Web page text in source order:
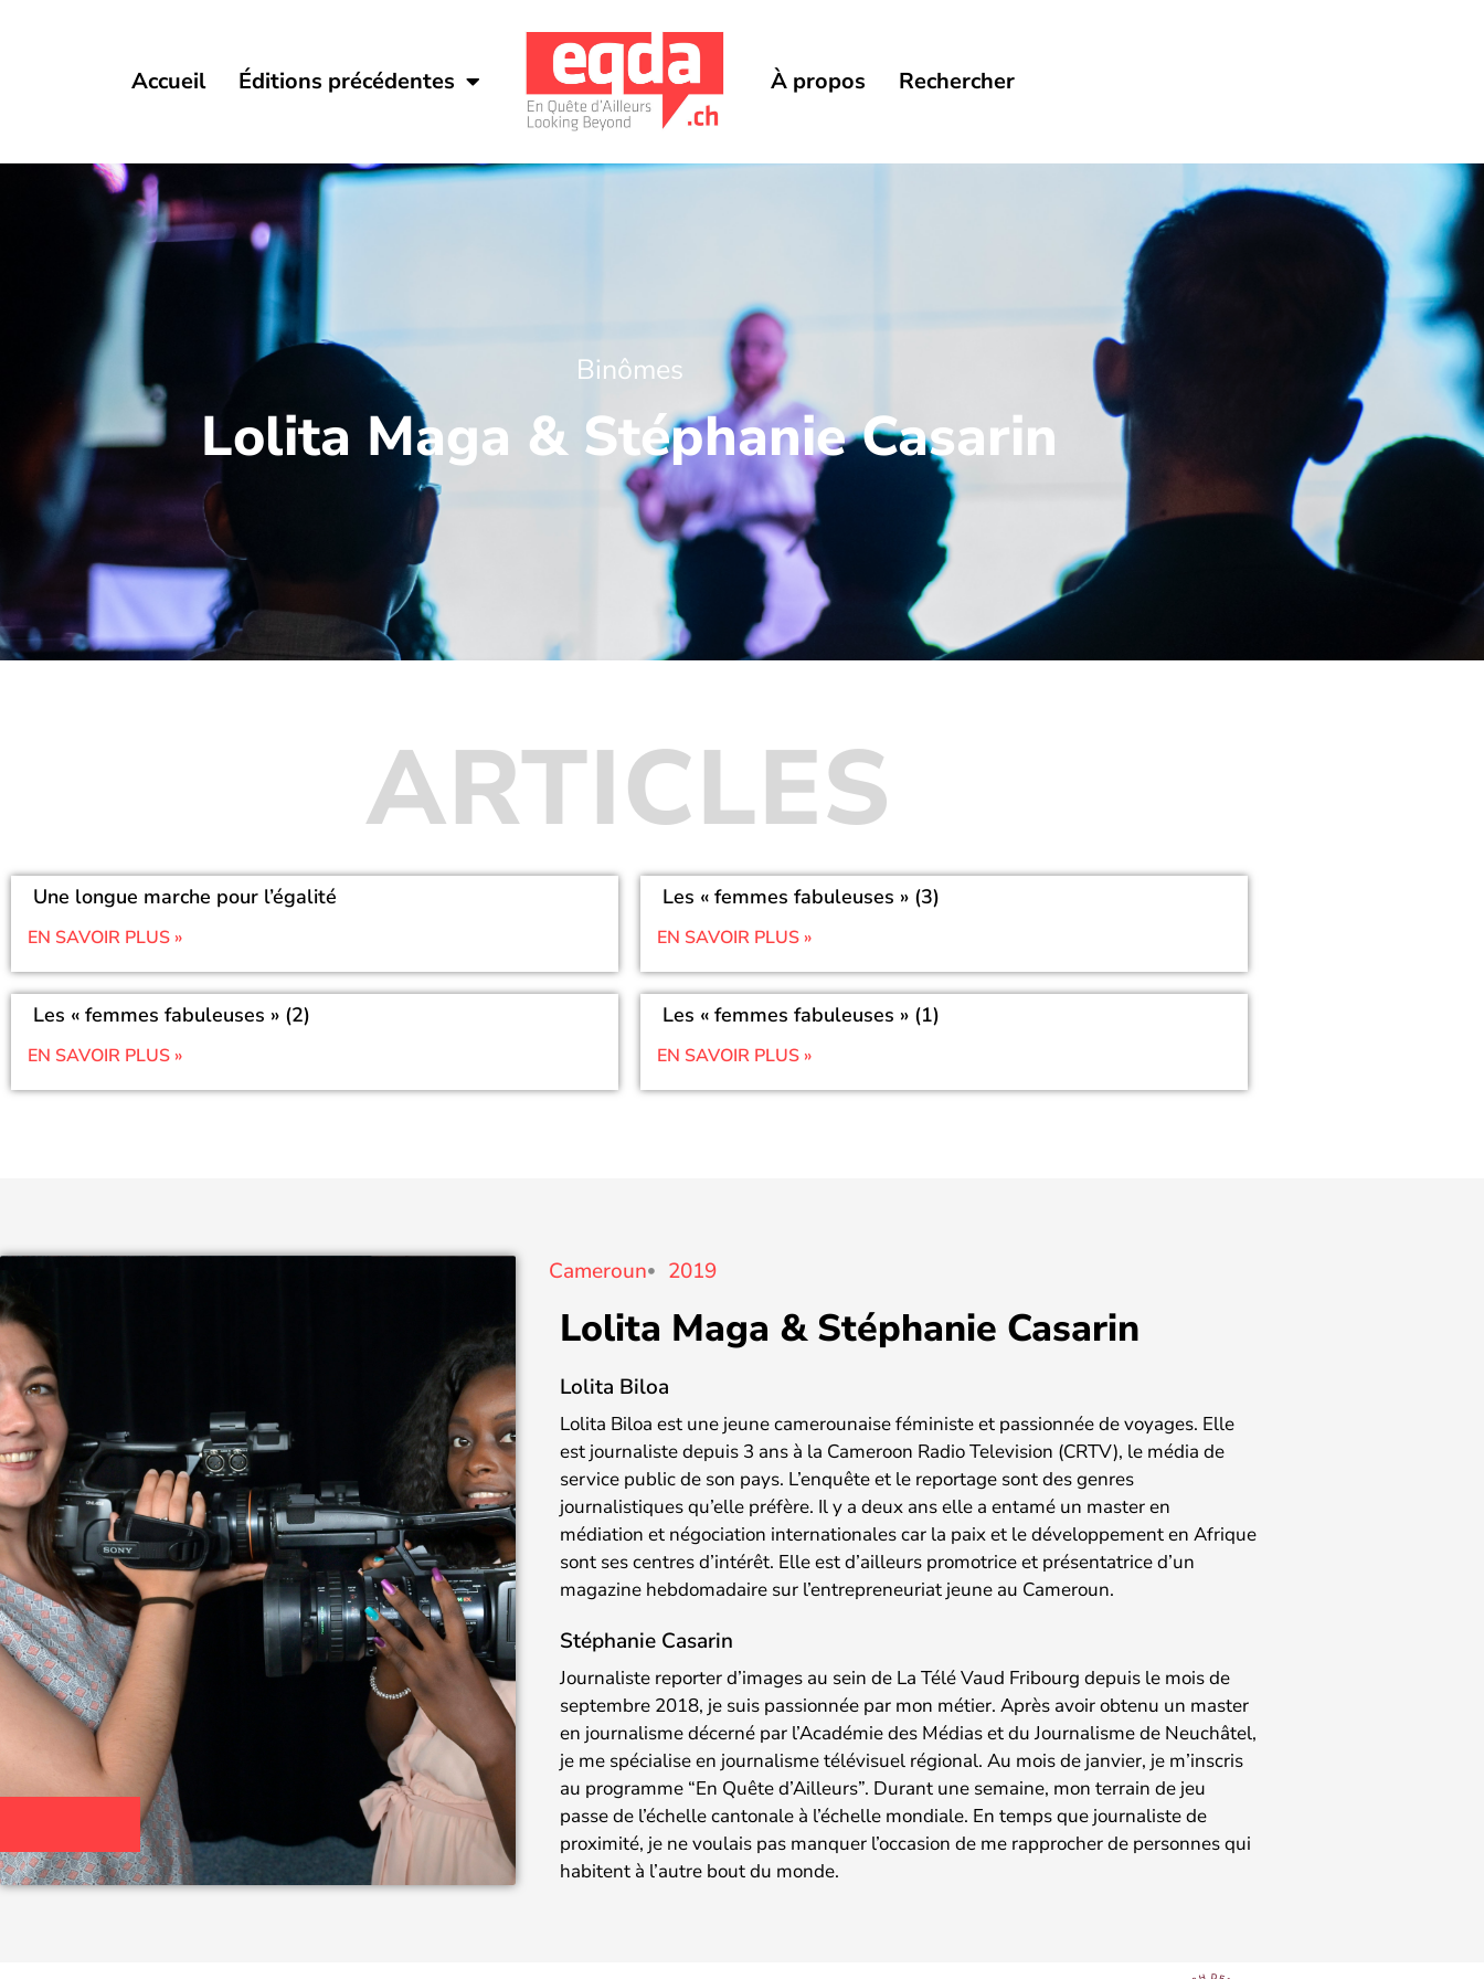
Accueil Éditions précédentes À propos Rechercher
Binômes
Lolita Maga & Stéphanie Casarin
ARTICLES
Une longue marche pour l’égalité
EN SAVOIR PLUS »
Les « femmes fabuleuses » (3)
EN SAVOIR PLUS »
Les « femmes fabuleuses » (2)
EN SAVOIR PLUS »
Les « femmes fabuleuses » (1)
EN SAVOIR PLUS »
Cameroun 2019
Lolita Maga & Stéphanie Casarin
Lolita Biloa
Lolita Biloa est une jeune camerounaise féministe et passionnée de voyages. Elle
est journaliste depuis 3 ans à la Cameroon Radio Television (CRTV), le média de
service public de son pays. L’enquête et le reportage sont des genres
journalistiques qu’elle préfère. Il y a deux ans elle a entamé un master en
médiation et négociation internationales car la paix et le développement en Afrique
sont ses centres d’intérêt. Elle est d’ailleurs promotrice et présentatrice d’un
magazine hebdomadaire sur l’entrepreneuriat jeune au Cameroun.
Stéphanie Casarin
Journaliste reporter d’images au sein de La Télé Vaud Fribourg depuis le mois de
septembre 2018, je suis passionnée par mon métier. Après avoir obtenu un master
en journalisme décerné par l’Académie des Médias et du Journalisme de Neuchâtel,
je me spécialise en journalisme télévisuel régional. Au mois de janvier, je m’inscris
au programme “En Quête d’Ailleurs”. Durant une semaine, mon terrain de jeu
passe de l’échelle cantonale à l’échelle mondiale. En temps que journaliste de
proximité, je ne voulais pas manquer l’occasion de me rapprocher de personnes qui
habitent à l’autre bout du monde.